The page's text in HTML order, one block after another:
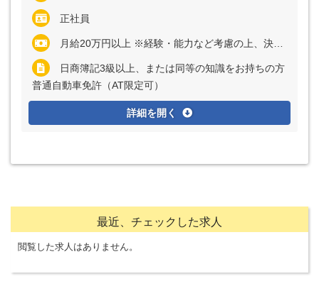
正社員
月給20万円以上 ※経験・能力など考慮の上、決定いたします ※残業代は全額支給
日商簿記3級以上、または同等の知識をお持ちの方
普通自動車免許（AT限定可）
詳細を開く
最近、チェックした求人
閲覧した求人はありません。